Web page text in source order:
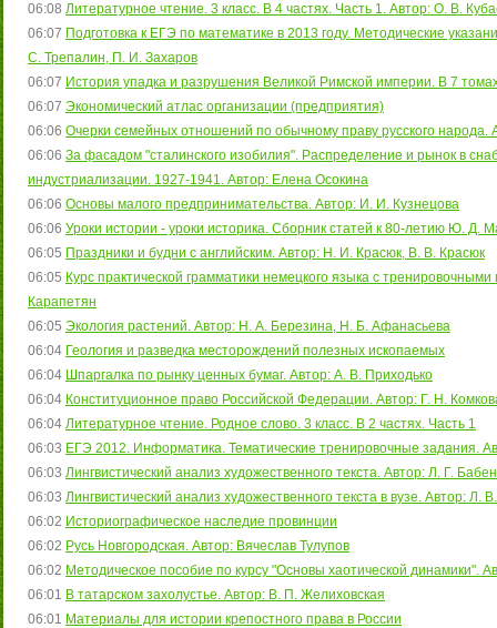
06:08 Литературное чтение. 3 класс. В 4 частях. Часть 1. Автор: О. В.
06:07 Подготовка к ЕГЭ по математике в 2013 году. Методические
С. Трепалин, П. И. Захаров
06:07 История упадка и разрушения Великой Римской империи. В 7
06:07 Экономический атлас организации (предприятия)
06:06 Очерки семейных отношений по обычному праву русского народа.
06:06 За фасадом "сталинского изобилия". Распределение и рынок в
индустриализации. 1927-1941. Автор: Елена Осокина
06:06 Основы малого предпринимательства. Автор: И. И. Кузнецова
06:06 Уроки истории - уроки историка. Сборник статей к 80-летию Ю. Д.
06:05 Праздники и будни с английским. Автор: Н. И. Красюк, В. В. Красюк
06:05 Курс практической грамматики немецкого языка с
Карапетян
06:05 Экология растений. Автор: Н. А. Березина, Н. Б. Афанасьева
06:04 Геология и разведка месторождений полезных ископаемых
06:04 Шпаргалка по рынку ценных бумаг. Автор: А. В. Приходько
06:04 Конституционное право Российской Федерации. Автор: Г. Н.
06:04 Литературное чтение. Родное слово. 3 класс. В 2 частях. Часть 1
06:03 ЕГЭ 2012. Информатика. Тематические тренировочные задания.
06:03 Лингвистический анализ художественного текста. Автор: Л. Г.
06:03 Лингвистический анализ художественного текста в вузе. Автор: Л.
06:02 Историографическое наследие провинции
06:02 Русь Новгородская. Автор: Вячеслав Тулупов
06:02 Методическое пособие по курсу "Основы хаотической динамики".
06:01 В татарском захолустье. Автор: В. П. Желиховская
06:01 Материалы для истории крепостного права в России